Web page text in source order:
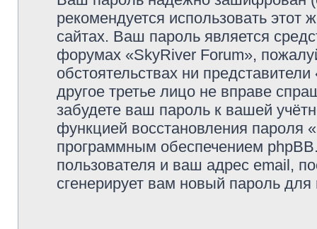
рекомендуется использовать этот
сайтах. Ваш пароль является
форумах «SkyRiver Forum»,
обстоятельствах ни
другое третье лицо не вправе
забудете ваш пароль к вашей
функцией восстановления пароля
программным обеспечением
пользователя и ваш адрес email,
сгенерирует вам новый пароль